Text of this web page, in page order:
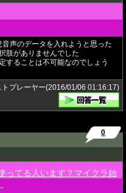
声のデータを入れようと思った
肢がありませんでした
することは不可能なのでしょう
トプレーヤー(2016/01/06 01:16:17)
0
ってる人います？マイクラ始